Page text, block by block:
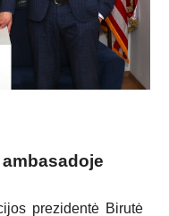
prezidentė Birutė